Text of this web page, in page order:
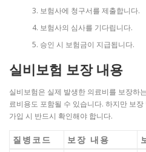
보험사에 청구서를 제출합니다.
보험사의 심사를 기다립니다.
승인 시 보험금이 지급됩니다.
실비보험 보장 내용
실비보험은 실제 발생한 의료비를 보장하
료비용도 포함될 수 있습니다. 하지만 보
가입 시 반드시 확인해야 합니다.
질병코드 보장 내용